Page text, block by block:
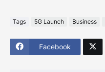
Tags 5G Launch Business
Facebook